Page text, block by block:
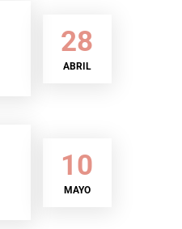
28
ABRIL
10
MAYO